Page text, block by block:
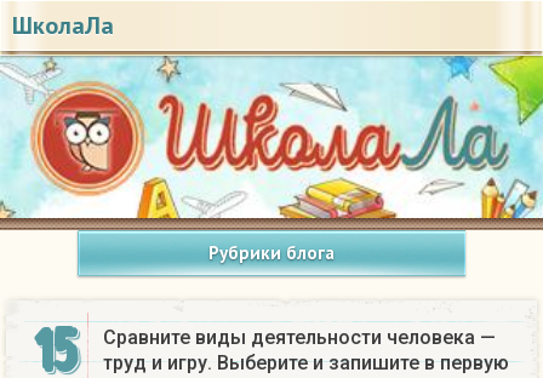
ШколаЛа
Рубрики блога
15
Сравните виды деятельности человека —
труд и игру. Выберите и запишите в первую